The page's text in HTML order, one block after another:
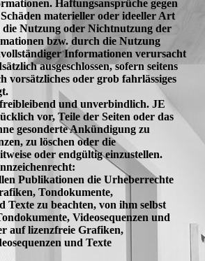
Haftungsansprüche gegen
materieller oder ideeller Art
die Nutzung oder Nichtnutzung der
bzw. durch die Nutzung
Informationen verursacht
ausgeschlossen, sofern seitens
vorsätzliches oder grob fahrlässiges
und unverbindlich. JE
vor, Teile der Seiten oder das
gesonderte Ankündigung zu
zu löschen oder die
oder endgültig einzustellen.
Publikationen die Urheberrechte
Tondokumente,
Texte zu beachten, von ihm selbst
Videosequenzen und
auf lizenzfreie Grafiken,
und Texte